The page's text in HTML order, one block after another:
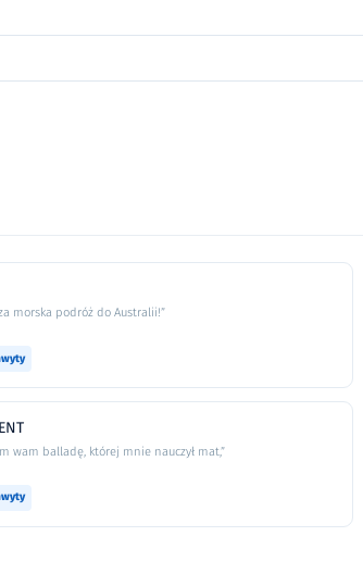
morska podróż do Australii!”
wam balladę, której mnie nauczył mat,”